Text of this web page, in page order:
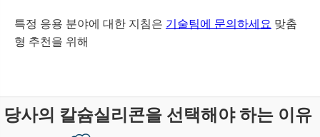
특정 응용 분야에 대한 지침은 기술팀에 문의하세요 맞춤
형 추천을 위해
당사의 칼슘실리콘을 선택해야 하는 이유